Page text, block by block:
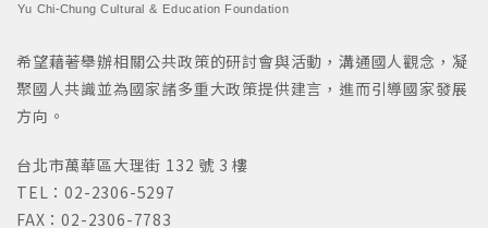
Yu Chi-Chung Cultural & Education Foundation
希望藉著舉辦相關公共政策的研討會與活動，溝通國人觀念，凝
聚國人共識並為國家諸多重大政策提供建言，進而引導國家發展
方向。
台北市萬華區大理街 132 號 3 樓
TEL：02-2306-5297
FAX：02-2306-7783